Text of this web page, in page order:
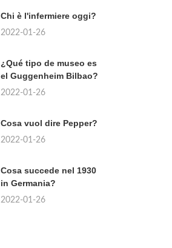
Chi è l'infermiere oggi?
2022-01-26
¿Qué tipo de museo es
el Guggenheim Bilbao?
2022-01-26
Cosa vuol dire Pepper?
2022-01-26
Cosa succede nel 1930
in Germania?
2022-01-26